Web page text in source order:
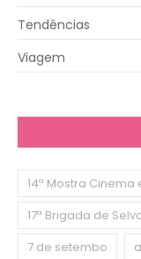
Tendências
Viagem
14ª Mostra
17ª Brigada de
7 de setembo